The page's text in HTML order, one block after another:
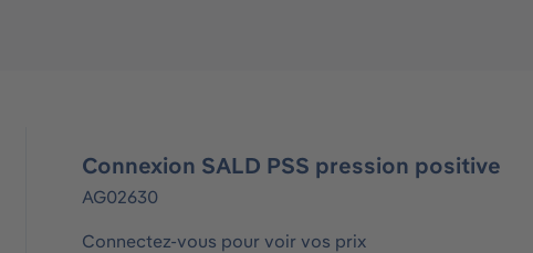
Connexion SALD PSS pression positive
AG02630
Connectez-vous pour voir vos prix